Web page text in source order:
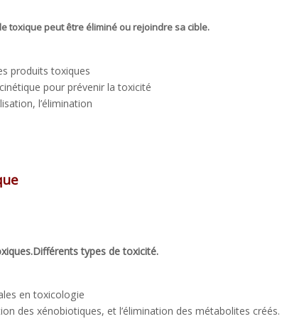
toxique peut être éliminé ou rejoindre sa cible.
produits toxiques
pour prévenir la toxicité
l’élimination
types de toxicité.
en toxicologie
des xénobiotiques, et l’élimination des métabolites créés.